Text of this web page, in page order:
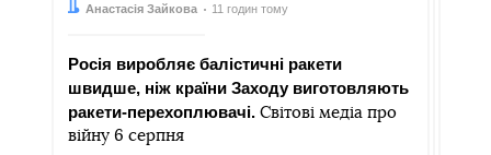
Автор:Анастасія Зайкова
Дата: 11 годин тому
Росія виробляє балістичні ракети
швидше, ніж країни Заходу виготовляють
ракети-перехоплювачі. Світові медіа про
війну 6 серпня